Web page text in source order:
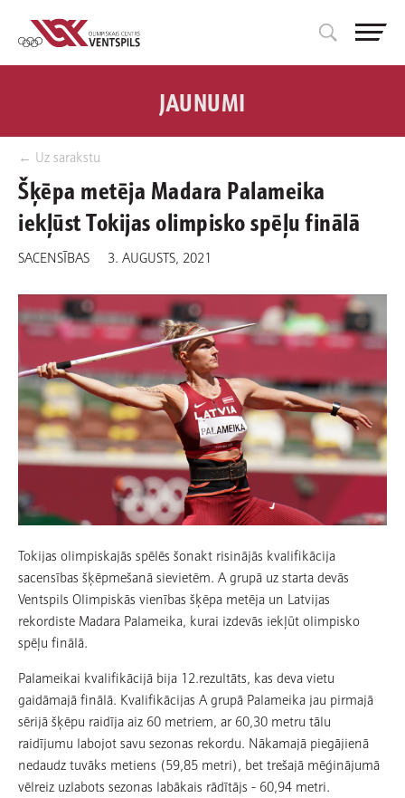
← Uz sarakstu
JAUNUMI
Šķēpa metēja Madara Palameika
iekļūst Tokijas olimpisko spēļu finālā
SACENSĪBAS 3. AUGUSTS, 2021
Tokijas olimpiskajās spēlēs šonakt risinājās kvalifikācija
sacensības šķēpmešanā sievietēm. A grupā uz starta devās
Ventspils Olimpiskās vienības šķēpa metēja un Latvijas
rekordiste Madara Palameika, kurai izdevās iekļūt olimpisko
spēļu finālā.
Palameikai kvalifikācijā bija 12.rezultāts, kas deva vietu
gaidāmajā finālā. Kvalifikācijas A grupā Palameika jau pirmajā
sērijā šķēpu raidīja aiz 60 metriem, ar 60,30 metru tālu
raidījumu labojot savu sezonas rekordu. Nākamajā piegājienā
nedaudz tuvāks metiens (59,85 metri), bet trešajā mēģinājumā
vēlreiz uzlabots sezonas labākais rādītājs - 60,94 metri.